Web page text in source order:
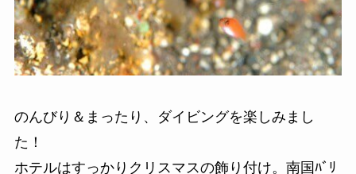
のんびり＆まったり、ダイビングを楽しみまし
た！
ホテルはすっかりクリスマスの飾り付け。南国ﾊﾞﾘ